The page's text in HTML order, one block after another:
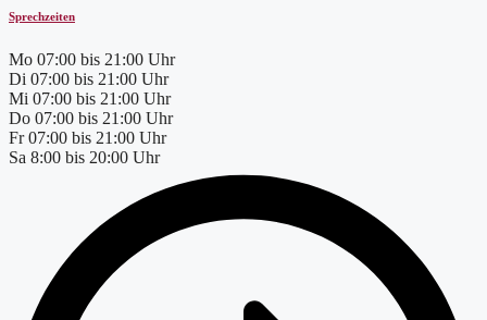
Sprechzeiten
Mo 07:00 bis 21:00 Uhr
Di 07:00 bis 21:00 Uhr
Mi 07:00 bis 21:00 Uhr
Do 07:00 bis 21:00 Uhr
Fr 07:00 bis 21:00 Uhr
Sa 8:00 bis 20:00 Uhr